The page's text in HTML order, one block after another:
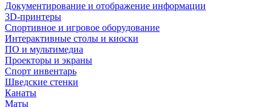
Документирование и отображение информации
3D-принтеры
Спортивное и игровое оборудование
Интерактивные столы и киоски
ПО и мультимедиа
Проекторы и экраны
Спорт инвентарь
Шведские стенки
Канаты
Маты